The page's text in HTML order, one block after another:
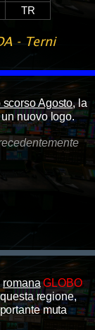
TR
- Terni
Agosto, la
nuovo logo.
romana GLOBO
regione,
muta